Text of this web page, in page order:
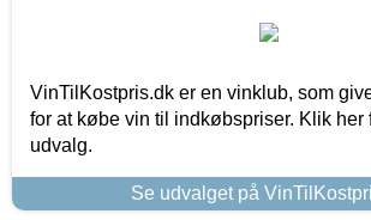
VinTilKostpris.dk er en vinklub, som
for at købe vin til indkøbspriser. Klik her
udvalg.
Se udvalget på